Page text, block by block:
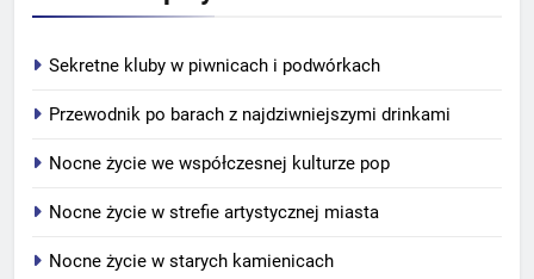
Sekretne kluby w piwnicach i podwórkach
Przewodnik po barach z najdziwniejszymi drinkami
Nocne życie we współczesnej kulturze pop
Nocne życie w strefie artystycznej miasta
Nocne życie w starych kamienicach